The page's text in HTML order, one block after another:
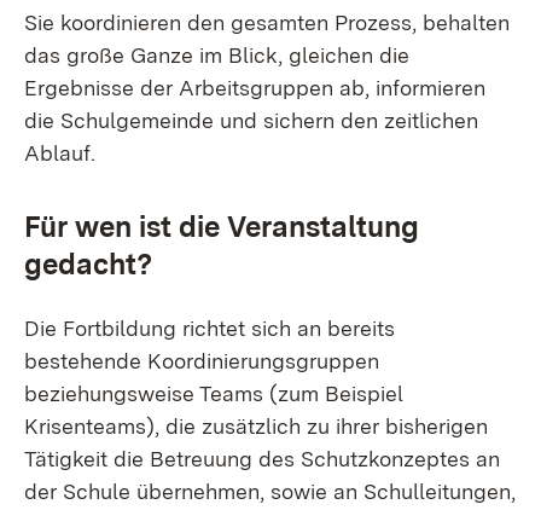
Sie koordinieren den gesamten Prozess, behalten
das große Ganze im Blick, gleichen die
Ergebnisse der Arbeitsgruppen ab, informieren
die Schulgemeinde und sichern den zeitlichen
Ablauf.
Für wen ist die Veranstaltung
gedacht?
Die Fortbildung richtet sich an bereits
bestehende Koordinierungsgruppen
beziehungsweise Teams (zum Beispiel
Krisenteams), die zusätzlich zu ihrer bisherigen
Tätigkeit die Betreuung des Schutzkonzeptes an
der Schule übernehmen, sowie an Schulleitungen,